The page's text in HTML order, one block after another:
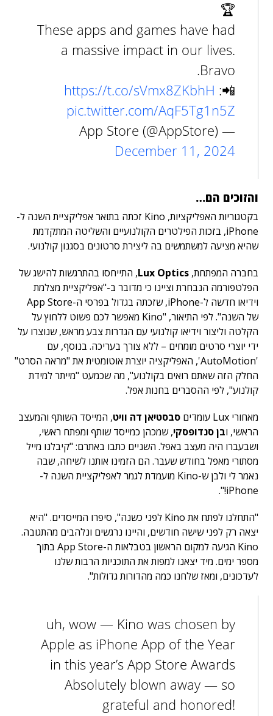
🏆
These apps and games have had
a massive impact in our lives.
Bravo.
📲:
https://t.co/sVmx8ZKbhH
pic.twitter.com/AqF5Tg1n5Z
— App Store (@AppStore)
December 11, 2024
והזוכים הם…
בקטגוריות האפליקציות,
Kino זכתה בתואר אפליקציית השנה ל-
iPhone, בזכות הפילטרים הקולנועיים והשליטה המתקדמת
שהיא מציעה למשתמשים בה ליצירת סרטונים בסגנון קולנועי.
בחברה המפתחת, Lux Optics, התייחסו בהתרגשות להישג של
הפלטפורמה הנבחרת וציינו כי מדובר ב-"אפליקציית מצלמת
וידיאו חדשה ל-iPhone, שזכתה בגדול בפרסי ה-App Store
של השנה". לפי התיאור, "Kino מאפשר לכם פשוט ללחוץ על
הקלטה וליצור וידיאו קולנועי עם הגדרות צבע מראש, שנוצרו על
ידי יוצרי סרטים מומחים – ללא צורך בעריכה. בנוסף, עם
'AutoMotion', האפליקציה יוצרת אוטומטית את "מראה הסרט"
החלק הזה שאתם רואים בקולנוע", מה שכמעט "מייתר למידת
קולנוע", לפי ההסברים בחנות אפל.
מאחורי Lux עומדים
סבסטיאן דה וויט, המייסד השותף והמעצב
הראשי, ובן סנדופסקי, שמכהן כמייסד שותף ומפתח ראשי,
ושבעברו היה מעצב באפל. השניים כתבו באתרם: "קיבלנו מייל
מסתורי מאפל בחודש שעבר. הם הזמינו אותנו לשיחה, שבה
נאמר לי ולבן ש-Kino מועמדת לגמר לאפליקציית השנה ל-
iPhone!".
"התחלנו לפתח את Kino לפני כשנה", סיפרו המייסדים. "היא
יצאה רק לפני שישה חודשים, והיינו נרגשים ונלהבים מהתגובה.
Kino הגיעה למקום הראשון בטבלאות ה-App Store בתוך
מספר ימים. מיד יצאנו למפות את התוכניות הרבות שלנו
לעדכונים, ומאז שלחנו כמה מהדורות גדולות".
uh, wow — Kino was chosen by
Apple as iPhone App of the Year
in this year’s App Store Awards
Absolutely blown away — so
grateful and honored!